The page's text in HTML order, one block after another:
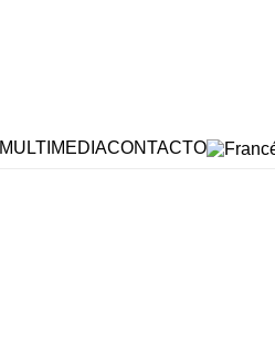
MULTIMEDIACONTACTO